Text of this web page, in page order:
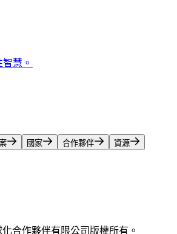
慧。​​
國家​​ 合作夥伴​​ 資源​​
合作夥伴有限公司版權所有。​​